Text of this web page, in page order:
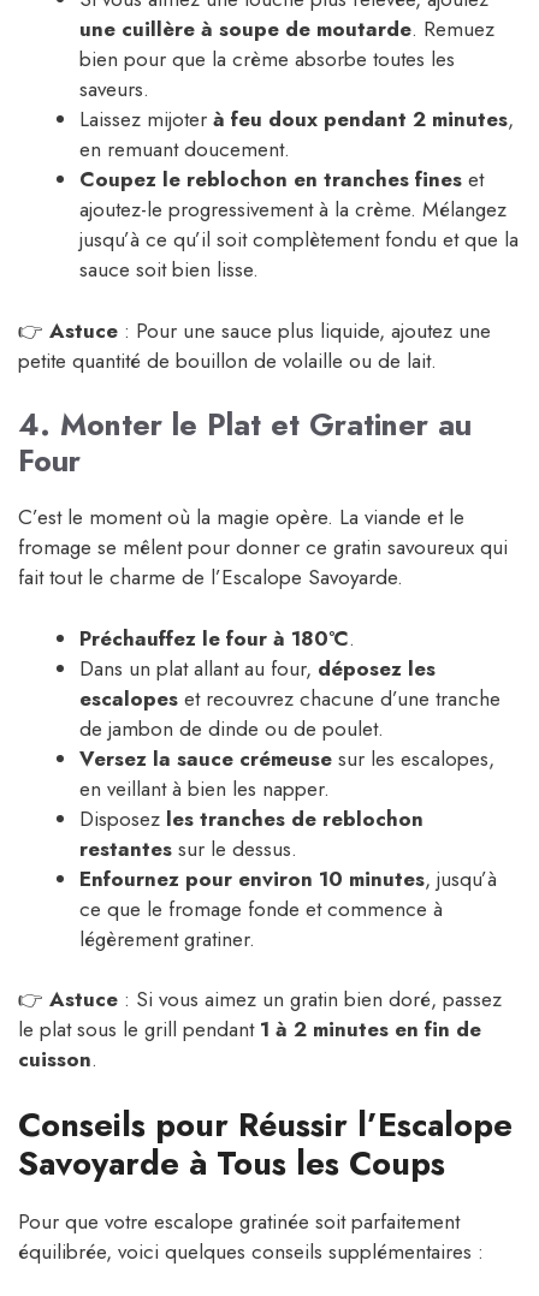
une cuillère à soupe de moutarde. Remuez
bien pour que la crème absorbe toutes les
saveurs.
Laissez mijoter à feu doux pendant 2 minutes,
en remuant doucement.
Coupez le reblochon en tranches fines et
ajoutez-le progressivement à la crème. Mélangez
jusqu’à ce qu’il soit complètement fondu et que la
sauce soit bien lisse.
👉 Astuce : Pour une sauce plus liquide, ajoutez une
petite quantité de bouillon de volaille ou de lait.
4. Monter le Plat et Gratiner au
Four
C’est le moment où la magie opère. La viande et le
fromage se mêlent pour donner ce gratin savoureux qui
fait tout le charme de l’Escalope Savoyarde.
Préchauffez le four à 180°C.
Dans un plat allant au four, déposez les
escalopes et recouvrez chacune d’une tranche
de jambon de dinde ou de poulet.
Versez la sauce crémeuse sur les escalopes,
en veillant à bien les napper.
Disposez les tranches de reblochon
restantes sur le dessus.
Enfournez pour environ 10 minutes, jusqu’à
ce que le fromage fonde et commence à
légèrement gratiner.
👉 Astuce : Si vous aimez un gratin bien doré, passez
le plat sous le grill pendant 1 à 2 minutes en fin de
cuisson.
Conseils pour Réussir l’Escalope
Savoyarde à Tous les Coups
Pour que votre escalope gratinée soit parfaitement
équilibrée, voici quelques conseils supplémentaires :